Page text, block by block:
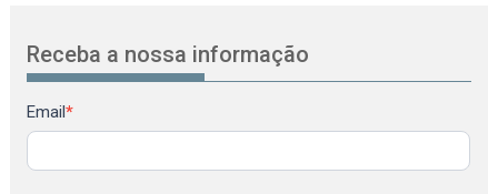
Receba a nossa informação
Newsletter
Email*